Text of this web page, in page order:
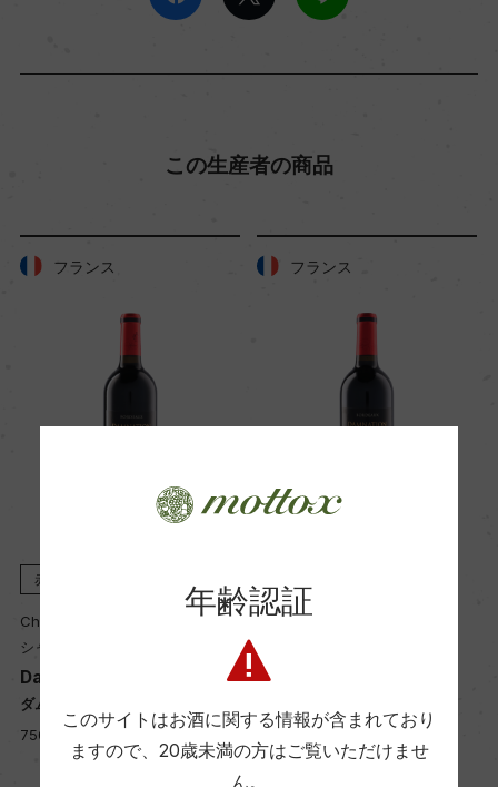
この生産者の商品
フランス
赤
Chateau Roques Mauriac
シャトー・ロック・モリアック
Damnation
ダムナシオン
750ml, 3,900 yen
フランス
Chateau Roques Mauriac
シャトー・ロック・モリアック
Damnation
750ml, 3,450 yen
年齢認証
このサイトはお酒に関する情報が含まれており
ますので、 20歳未満の方はご覧いただけませ
ん。